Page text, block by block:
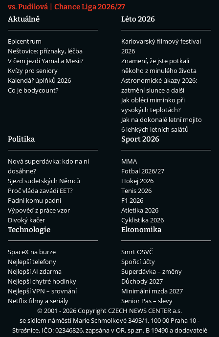
vs. Pudilová
Chance Liga 2026/27
Aktuálně
Epicentrum
Neštovice: příznaky, léčba
V čem jezdí Yamal a Mesii?
Kvízy pro seniory
Kalendář úplňků 2026
Co je bodycount?
Léto 2026
Karlovarský filmový festival
2026
Znamení, že jste potkali
někoho z minulého života
Astronomické úkazy 2026:
zatmění slunce a další
Jak obléci miminko při
vysokých teplotách?
Jak na dokonalé letní mojito
6 lehkých letních salátů
Politika
Nová superdávka: kdo na ní
dosáhne?
Sjezd sudetských Němců
Proč vláda zavádí EET?
Padni komu padni
Výpověď z práce vzor
Divoký kačer
Sport 2026
MMA
Fotbal 2026/27
Hokej 2026
Tenis 2026
F1 2026
Atletika 2026
Cyklistika 2026
Technologie
SpaceX na burze
Nejlepší telefony
Nejlepší AI zdarma
Nejlepší chytré hodinky
Nejlepší VPN – srovnání
Netflix filmy a seriály
Ekonomika
Smrt OSVČ
Spořicí účty
Superdávka – změny
Důchody 2027
Minimální mzda 2027
Senior Pas – slevy
© 2001 - 2026 CopyrightCZECH NEWS CENTER a.s.
se sídlem náměstí Marie Schmolkové 3493/1, 100 00 Praha 10 -
Strašnice, IČO: 02346826, zapsána v OR, sp.zn. B 19490 a dodavatelé